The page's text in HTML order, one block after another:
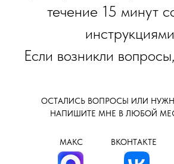
течение 15 минут
Если возникли
ОСТАЛИСЬ ВОПРОСЫ ИЛИ
НАПИШИТЕ МНЕ В ЛЮБОЙ
МАКС ВКОНТАКТЕ